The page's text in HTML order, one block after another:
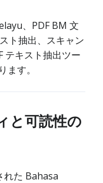
、PDF BM 文
ト抽出、スキャン
テキスト抽出ツー
す。
と可読性の
れた Bahasa